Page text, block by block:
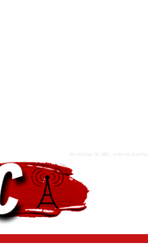
As notícias do ABC, onde você estiver